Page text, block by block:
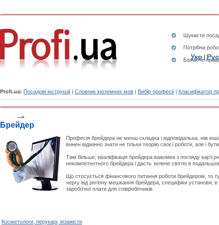
Шукаєте
Потрібна
Бажаєте
Profi.ua: Посадові інструкції | Словник іноземних мов | Вибір професії | Класифікатор
Укр|Рус
-->
Брейдер
Професія брейдера не менш складна і відповідальна, ніж
винен відмінно знати не тільки теорію своєї роботи, але і
Тим більше, кваліфікація брейдера важлива з погляду
некомпетентного брейдера і дасть зелене світло в
Що стосується фінансового питання роботи брейдером, то
чергу від регіону мешкання брейдера, специфіки установи,
заробітної плати для співробітників.
Косметологи, перукарі, візажісти